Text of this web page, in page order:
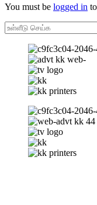
You must be logged in